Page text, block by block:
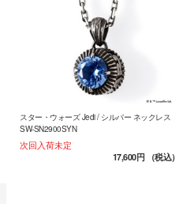
スター・ウォーズ Jedi / シルバー ネックレス
SW-SN2900SYN
次回入荷未定
17,600円（税込）